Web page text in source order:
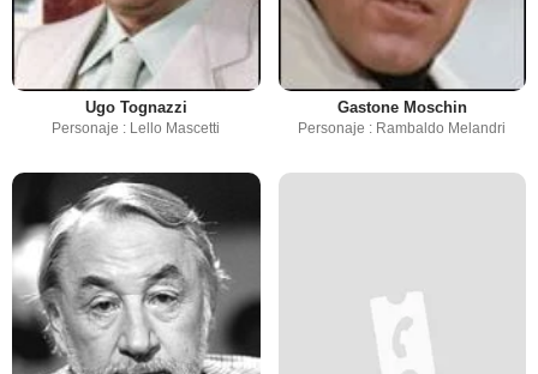
Ugo Tognazzi
Personaje : Lello Mascetti
Gastone Moschin
Personaje : Rambaldo Melandri